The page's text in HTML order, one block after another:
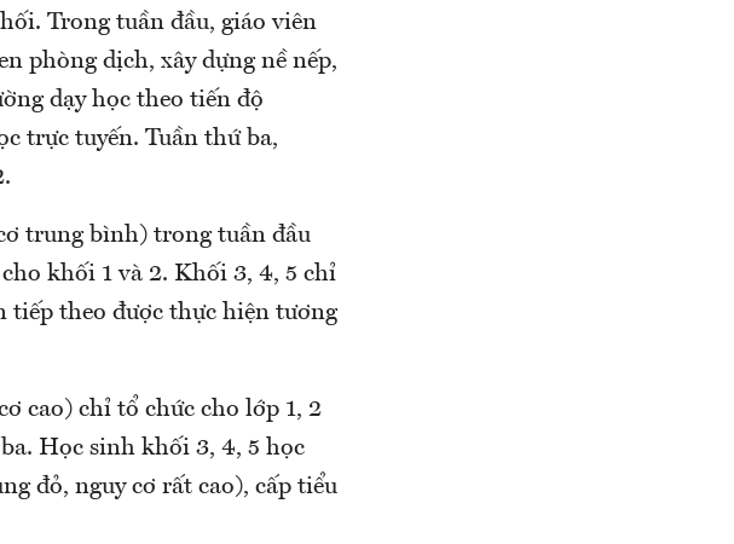
Trong tuần đầu, giáo viên
phòng dịch, xây dựng nề nếp,
dạy học theo tiến độ
trực tuyến. Tuần thứ ba,
trung bình) trong tuần đầu
khối 1 và 2. Khối 3, 4, 5 chỉ
tiếp theo được thực hiện tương
cao) chỉ tổ chức cho lớp 1, 2
Học sinh khối 3, 4, 5 học
đỏ, nguy cơ rất cao), cấp tiểu